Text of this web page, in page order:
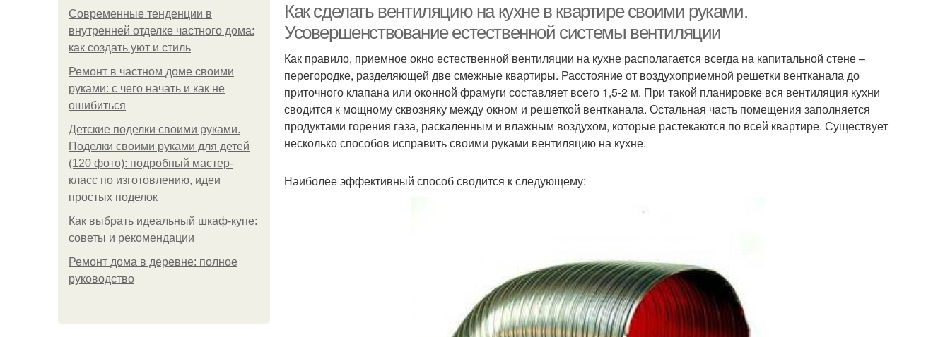
Современные тенденции в
внутренней отделке частного дома:
как создать уют и стиль
Ремонт в частном доме своими
руками: с чего начать и как не
ошибиться
Детские поделки своими руками.
Поделки своими руками для детей
(120 фото): подробный мастер-
класс по изготовлению, идеи
простых поделок
Как выбрать идеальный шкаф-купе:
советы и рекомендации
Ремонт дома в деревне: полное
руководство
Как сделать вентиляцию на кухне в квартире своими руками.
Усовершенствование естественной системы вентиляции
Как правило, приемное окно естественной вентиляции на кухне располагается всегда на капитальной стене –
перегородке, разделяющей две смежные квартиры. Расстояние от воздухоприемной решетки вентканала до
приточного клапана или оконной фрамуги составляет всего 1,5-2 м. При такой планировке вся вентиляция кухни
сводится к мощному сквозняку между окном и решеткой вентканала. Остальная часть помещения заполняется
продуктами горения газа, раскаленным и влажным воздухом, которые растекаются по всей квартире. Существует
несколько способов исправить своими руками вентиляцию на кухне.
Наиболее эффективный способ сводится к следующему: